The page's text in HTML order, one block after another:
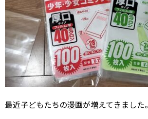
最近子どもたちの漫画が増えてきました。